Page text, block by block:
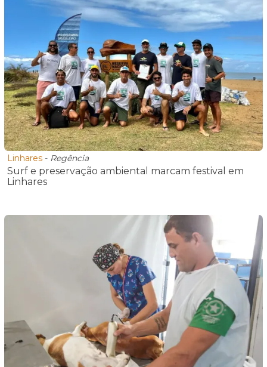
Linhares - Regência
Surf e preservação ambiental marcam festival em
Linhares